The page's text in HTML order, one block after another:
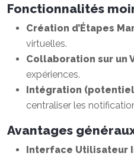
Fonctionnalités
Création d’Étapes
virtuelles.
Collaboration sur un
expériences.
Intégration
centraliser les
Avantages
Interface Utilisateur